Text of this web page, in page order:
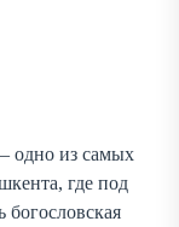
одно из самых
где под
богословская